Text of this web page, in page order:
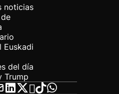
noticias
Euskadi
del día
Trump